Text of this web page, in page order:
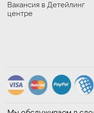
Вакансия в Детейлинг
центре